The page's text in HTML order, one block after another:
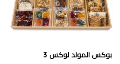
بوكس المولد لوكس 3